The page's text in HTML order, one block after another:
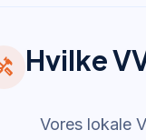
Hvilke
Vores lokale